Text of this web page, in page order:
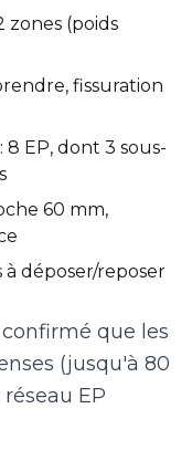
zones (poids
fissuration
EP, dont 3 sous-
60 mm,
à déposer/reposer
que les
(jusqu'à 80
EP